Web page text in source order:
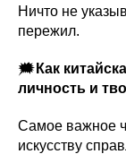
Ничто не
пережил.
🗯 Как
личность и
Самое важное
искусству